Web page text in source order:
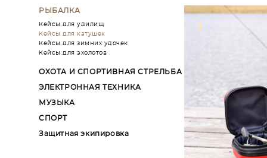
РЫБАЛКА
Кейсы для удилищ
Кейсы для катушек
Кейсы для зимних удочек
Кейсы для эхолотов
ОХОТА И СПОРТИВНАЯ СТРЕЛЬБА
ЭЛЕКТРОННАЯ ТЕХНИКА
МУЗЫКА
СПОРТ
Защитная экипировка